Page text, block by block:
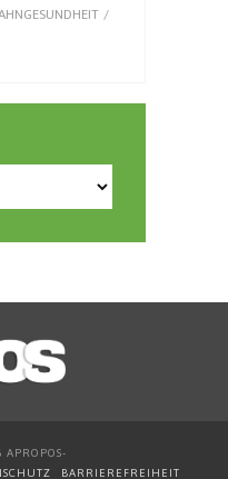
APROPOS-
BARRIEREFREIHEIT